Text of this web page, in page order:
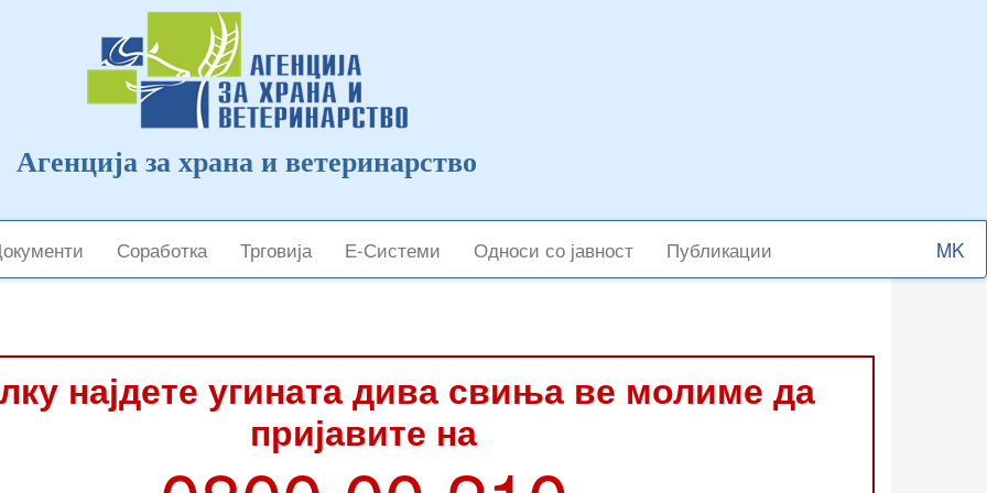
Агенција за храна и ветеринарство
Соработка Трговија Е-Системи Односи со јавност Публикации
Select
your
најдете угината дива свиња ве молиме да
пријавите на